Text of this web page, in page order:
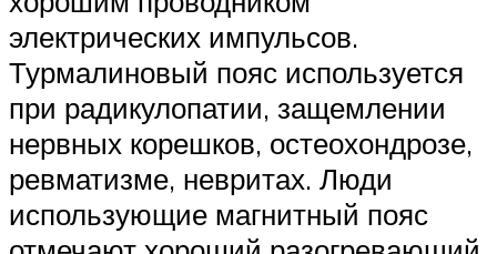
электрических импульсов.
Турмалиновый пояс используется
при радикулопатии, защемлении
нервных корешков, остеохондрозе,
ревматизме, невритах. Люди
использующие магнитный пояс